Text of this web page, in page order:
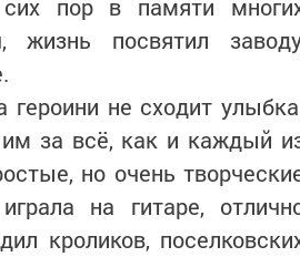
пор в памяти
жизнь посвятил
не сходит
за всё, как и каждый
но очень
на гитаре,
кроликов,